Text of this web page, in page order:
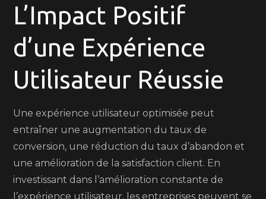
L’Impact Positif
d’une Expérience
Utilisateur Réussie
Une expérience utilisateur optimisée peut
entraîner une augmentation du taux de
conversion, une réduction du taux d’abandon et
une amélioration de la satisfaction client. En
investissant dans l’amélioration constante de
l’expérience utilisateur, les entreprises peuvent se